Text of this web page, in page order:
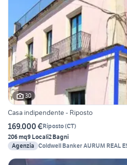
30
Casa indipendente - Riposto
169.000 €Riposto(CT)
206 mq9 Locali2 Bagni
Agenzia Coldwell Banker AURUM REAL